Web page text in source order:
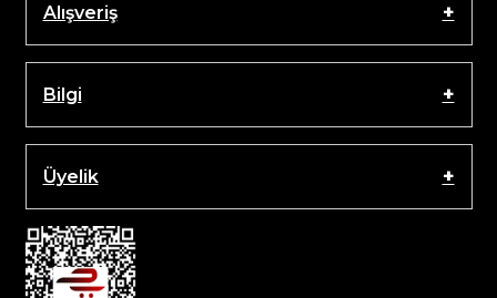
Alışveriş
Bilgi
Üyelik